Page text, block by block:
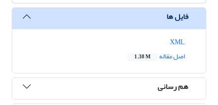
فایل ها
اصل مقاله
1.38 M
هم رسانی